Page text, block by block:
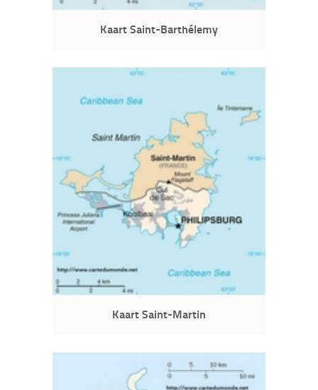
Kaart Saint-Barthélemy
Kaart Saint-Martin